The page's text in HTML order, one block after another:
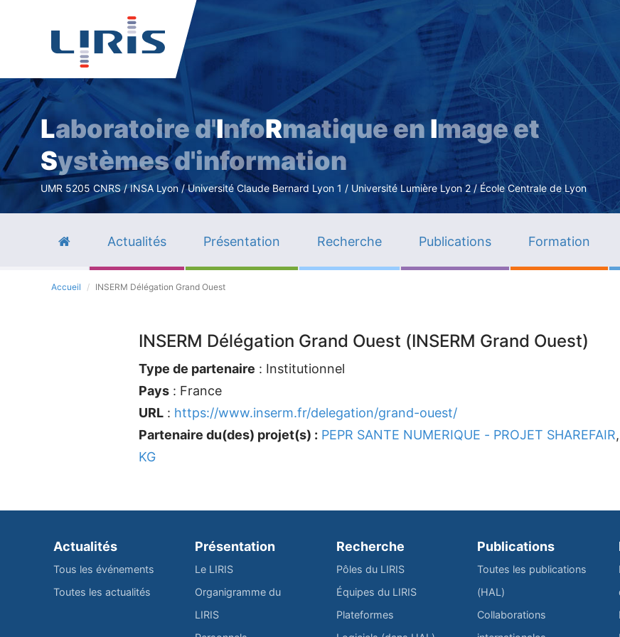
Aller
contenu
principal
Laboratoire d'InfoRmatique en Image et
Systèmes d'information
UMR 5205 CNRS / INSA Lyon / Université Claude Bernard Lyon 1 / Université Lumière Lyon 2 / École Centrale de Lyon
Actualités Présentation Recherche Publications Formation
Accueil INSERM Délégation Grand Ouest
INSERM Délégation Grand Ouest (INSERM Grand Ouest)
Type de partenaire : Institutionnel
Pays : France
URL : https://www.inserm.fr/delegation/grand-ouest/
Partenaire du(des) projet(s) : PEPR SANTE NUMERIQUE - PROJET SHAREFAIR,
KG
Actualités
Tous les événements
Toutes les actualités
Présentation
Le LIRIS
Organigramme du
LIRIS
Recherche
Pôles du LIRIS
Équipes du LIRIS
Plateformes
Publications
Toutes les publications
(HAL)
Collaborations